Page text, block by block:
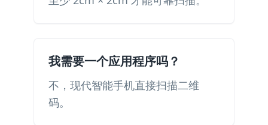
我需要一个应用程序吗？
不，现代智能手机直接扫描二维
码。